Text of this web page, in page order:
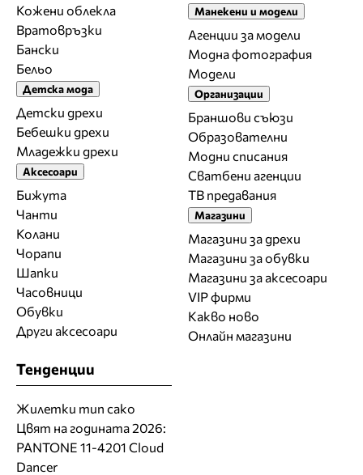
Кожени облекла
Вратовръзки
Бански
Бельо
Детска мода
Детски дрехи
Бебешки дрехи
Младежки дрехи
Аксесоари
Бижута
Чанти
Колани
Чорапи
Шапки
Часовници
Обувки
Други аксесоари
Манекени и модели
Агенции за модели
Модна фотография
Модели
Организации
Браншови съюзи
Образователни
Модни списания
Сватбени агенции
ТВ предавания
Магазини
Магазини за дрехи
Магазини за обувки
Магазини за aксесоари
VIP фирми
Какво ново
Онлайн магазини
Тенденции
Жилетки тип сако
Цвят на годината 2026:
PANTONE 11-4201 Cloud
Dancer